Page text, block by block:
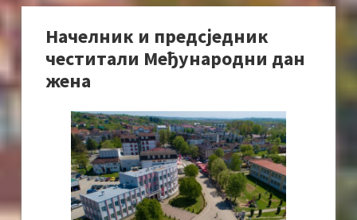
Начелник и предсједник
честитали Међународни дан
жена